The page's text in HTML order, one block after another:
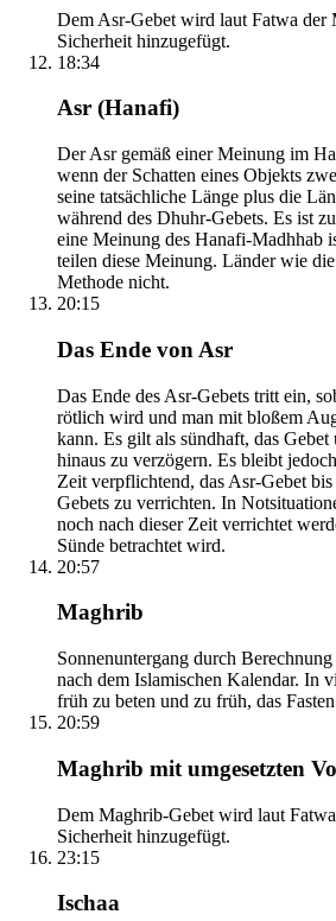
Dem Asr-Gebet wird laut Fatwa
Sicherheit hinzugefügt.
18:34
Asr (Hanafi)
Der Asr gemäß einer Meinung im
wenn der Schatten eines Objekts
seine tatsächliche Länge plus die
während des Dhuhr-Gebets. Es ist
eine Meinung des Hanafi-Madhhab
teilen diese Meinung. Länder wie
Methode nicht.
20:15
Das Ende von Asr
Das Ende des Asr-Gebets tritt ein,
rötlich wird und man mit bloßem
kann. Es gilt als sündhaft, das
hinaus zu verzögern. Es bleibt
Zeit verpflichtend, das Asr-Gebet
Gebets zu verrichten. In
noch nach dieser Zeit verrichtet
Sünde betrachtet wird.
20:57
Maghrib
Sonnenuntergang durch
nach dem Islamischen Kalendar. In
früh zu beten und zu früh, das
20:59
Maghrib mit umgesetzten
Dem Maghrib-Gebet wird laut
Sicherheit hinzugefügt.
23:15
Ischaa